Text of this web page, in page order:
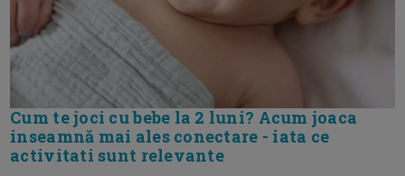
Cum te joci cu bebe la 2 luni? Acum joaca
inseamnă mai ales conectare - iata ce
activitati sunt relevante